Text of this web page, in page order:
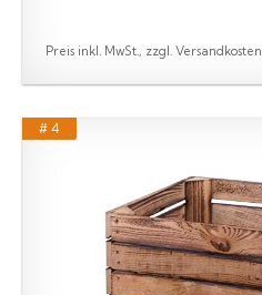
Preis inkl. MwSt., zzgl. Versandkosten
# 4